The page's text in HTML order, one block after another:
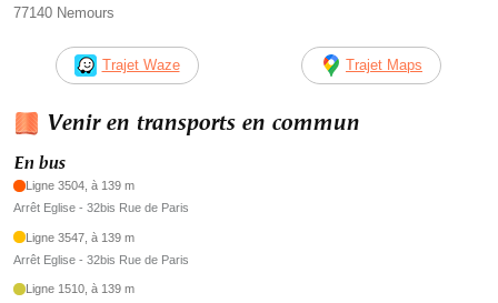
77140 Nemours
Trajet Waze Trajet Maps
Venir en transports en commun
En bus
Ligne 3504, à 139 m
Arrêt Eglise - 32bis Rue de Paris
Ligne 3547, à 139 m
Arrêt Eglise - 32bis Rue de Paris
Ligne 1510, à 139 m